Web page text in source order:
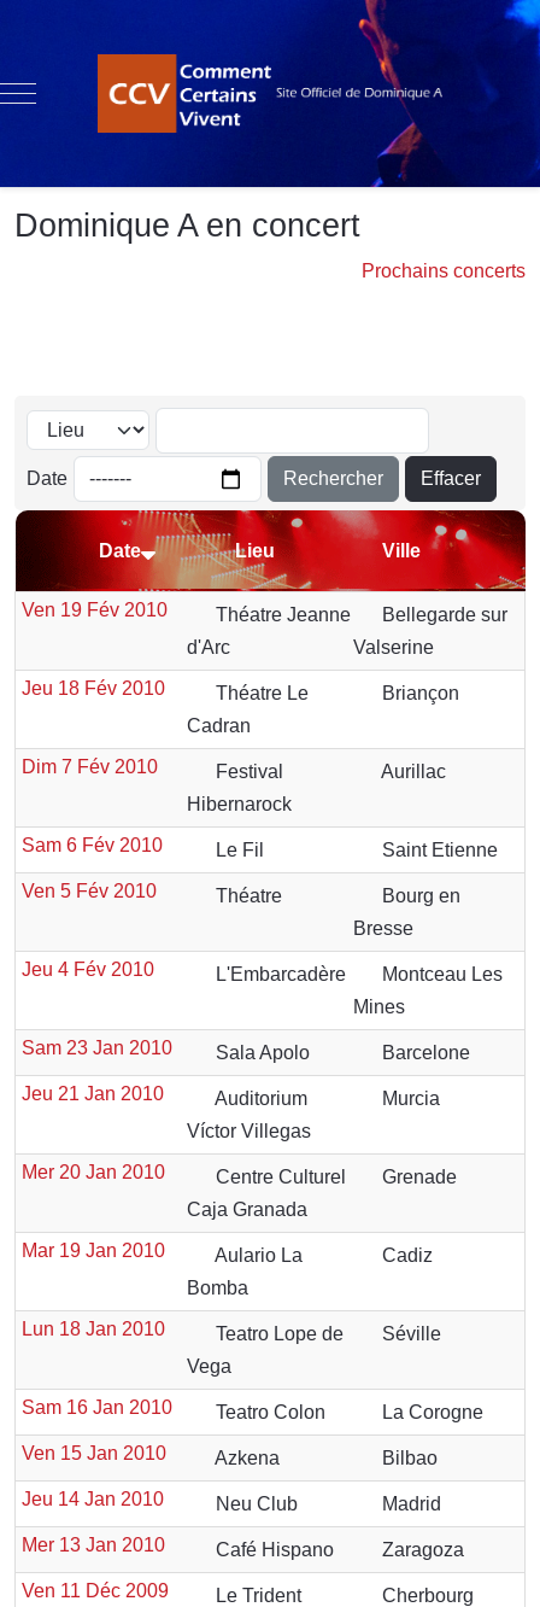
Mobile Menu Toggle
Dominique A en concert
Prochains concerts
Date Rechercher Effacer
Date Lieu Ville
Ven 19 Fév 2010
Théatre Jeanne
d'Arc
Bellegarde sur
Valserine
Jeu 18 Fév 2010
Théatre Le
Cadran
Briançon
Dim 7 Fév 2010
Festival
Hibernarock
Aurillac
Sam 6 Fév 2010 Le Fil
Saint Etienne
Ven 5 Fév 2010
Théatre
Bourg en
Bresse
Jeu 4 Fév 2010
L'Embarcadère
Montceau Les
Mines
Sam 23 Jan 2010
Sala Apolo
Barcelone
Jeu 21 Jan 2010
Auditorium
Víctor Villegas
Murcia
Mer 20 Jan 2010
Centre Culturel
Caja Granada
Grenade
Mar 19 Jan 2010
Aulario La
Bomba
Cadiz
Lun 18 Jan 2010
Teatro Lope de
Vega
Séville
Sam 16 Jan 2010 Teatro Colon
La Corogne
Ven 15 Jan 2010
Azkena
Bilbao
Jeu 14 Jan 2010
Neu Club
Madrid
Mer 13 Jan 2010
Café Hispano
Zaragoza
Ven 11 Déc 2009
Le Trident
Cherbourg